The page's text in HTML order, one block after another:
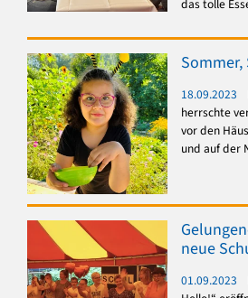
das tolle
Sommer,
18.09.2023
herrschte
vor den
und auf der
neue
01.09.2023